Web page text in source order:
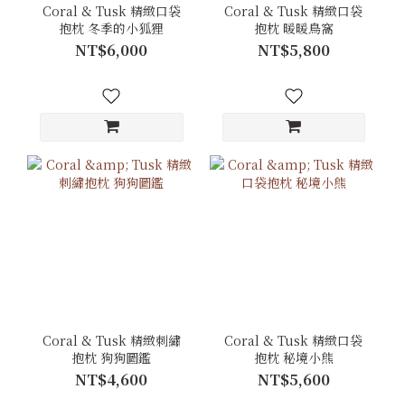
Coral & Tusk 精緻口袋
抱枕 冬季的小狐狸
NT$6,000
Coral & Tusk 精緻口袋
抱枕 暖暖鳥窩
NT$5,800
Coral & Tusk 精緻刺繡
抱枕 狗狗圖鑑
NT$4,600
Coral & Tusk 精緻口袋
抱枕 秘境小熊
NT$5,600